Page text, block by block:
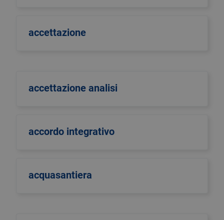
accettazione
accettazione analisi
accordo integrativo
acquasantiera